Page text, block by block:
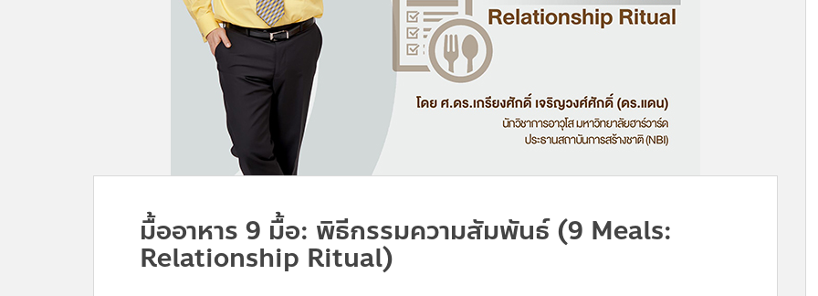
มื้ออาหาร 9 มื้อ: พิธีกรรมความสัมพันธ์ (9 Meals:
Relationship Ritual)